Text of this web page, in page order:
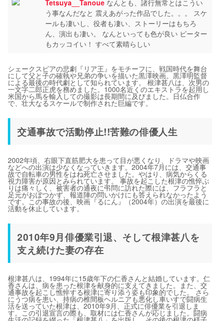
Tetsuya__Tanoue なんとも、諸行無常とはこうい
う事なんだなと 震えあがった作品でした。。。 スケ
ールも凄いし、役者も凄い、ストーリーはもちろ
ん、演出も凄い。 なんといっても色が良い ピーター
もカッコイい！ すべて素晴らしい
シェークスピアの悲劇『リア王』をモチーフに、戦国時代を舞台
にして父と子の確執や兄弟の争いを描いた黒澤映画。黒澤明監督
による最後の時代劇として知られています。 根津甚八は、次男の
一文字二郎正虎を務めました。1000名近くのエキストラを起用し
米国から馬を輸入しての撮影は長期間に及びました。日仏合作
で、壮大なるスケールで制作された巨編です。
交通事故で活動停止!!苦難の俳優人生
2002年頃、右眼下直筋肥大を患って目が悪くなり、ドラマや映画
などへの出演は少なくなっていきます。2004年7月には、交通事
故で自転車の男性をはね死亡させました。やはり、病気からくる
視力障害が原因とみられています。 事故を起こした根津の憔悴ぶ
りは痛々しく、被害者の通夜に弔問に訪れた際には、フラフラと
足元がおぼつかず、報道陣の問いかけにも答えられなかったよう
です。この事故の後、映画『るにん』（2004年）の出演を最後に
活動を休止しています。
2010年9月俳優業引退、そして根津甚八を
支え続けた妻の存在
根津甚八は、1994年に15歳年下の仁香さんと結婚しています。仁
香さんは、病を患った根津を献身的に支えてきました。また、交
通事故を起こし憔悴する根津に寄り添う姿も印象的でした。 さら
にうつ病を患い、持病の椎間板ヘルニアも悪化し車いすで闘病生
活を送っていた根津は、2010年9月、正式に俳優業を引退しま
す。この引退宣言の際も、取材には仁香さんが応じました。闘病